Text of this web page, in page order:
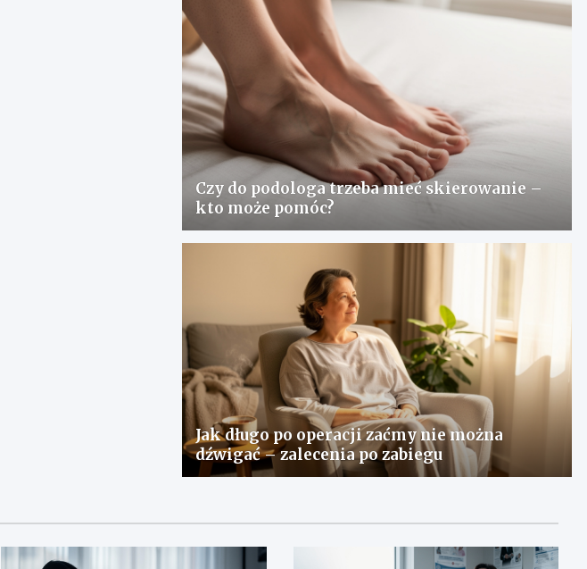
Czy do podologa trzeba mieć skierowanie –
kto może pomóc?
Jak długo po operacji zaćmy nie można
dźwigać – zalecenia po zabiegu